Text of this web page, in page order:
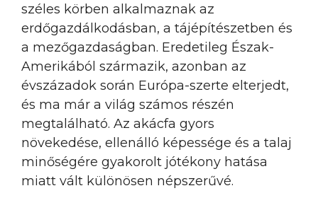
széles körben alkalmaznak az
erdőgazdálkodásban, a tájépítészetben és
a mezőgazdaságban. Eredetileg Észak-
Amerikából származik, azonban az
évszázadok során Európa-szerte elterjedt,
és ma már a világ számos részén
megtalálható. Az akácfa gyors
növekedése, ellenálló képessége és a talaj
minőségére gyakorolt jótékony hatása
miatt vált különösen népszerűvé.